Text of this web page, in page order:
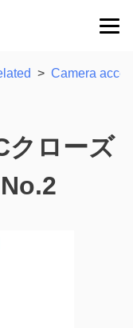
> Camera
ローズ